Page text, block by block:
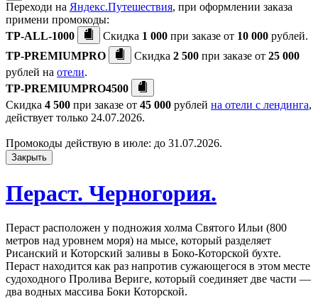
Переходи на Яндекс.Путешествия, при оформлении заказа
примени промокоды:
TP-ALL-1000
Скидка 1 000 при заказе от 10 000 рублей.
TP-PREMIUMPRO
Скидка 2 500 при заказе от 25 000
рублей на отели.
TP-PREMIUMPRO4500
Скидка 4 500 при заказе от 45 000 рублей на отели с лендинга,
действует только 24.07.2026.
Промокоды действую в июле: до 31.07.2026.
Закрыть
Пераст. Черногория.
Пераст расположен у подножия холма Святого Ильи (800
метров над уровнем моря) на мысе, который разделяет
Рисанский и Которский заливы в Боко-Которской бухте.
Пераст находится как раз напротив сужающегося в этом месте
судоходного Пролива Вериге, который соединяет две части —
два водных массива Боки Которской.